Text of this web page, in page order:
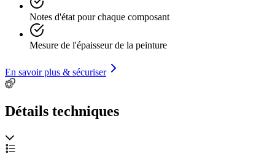
Notes d'état pour chaque composant
Mesure de l'épaisseur de la peinture
En savoir plus & sécuriser
Détails techniques